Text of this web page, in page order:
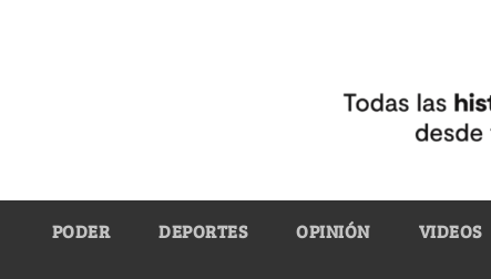
PODER DEPORTES OPINIÓN VIDEOS